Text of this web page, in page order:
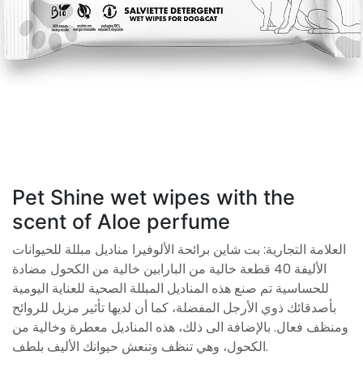
Pet Shine wet wipes with the
scent of Aloe perfume
العلامة التجارية: بت شاين برائحة الألوفيرا مناديل مبللة للحيوانات
الأليفة 40 قطعة خالية من البارابين خالية من الكحول مضادة
للحساسية تم صنع هذه المناديل المبللة الصحية للعناية اليومية
بأصدقائك ذوي الأرجل المفضلة، كما أن لديها تأثير مزيل للروائح
ومنظف فعال. بالإضافة الى ذلك، هذه المناديل معطرة وخالية من
الكحول، وهي تنظف وتنعش حيوانك الأليف بلطف.